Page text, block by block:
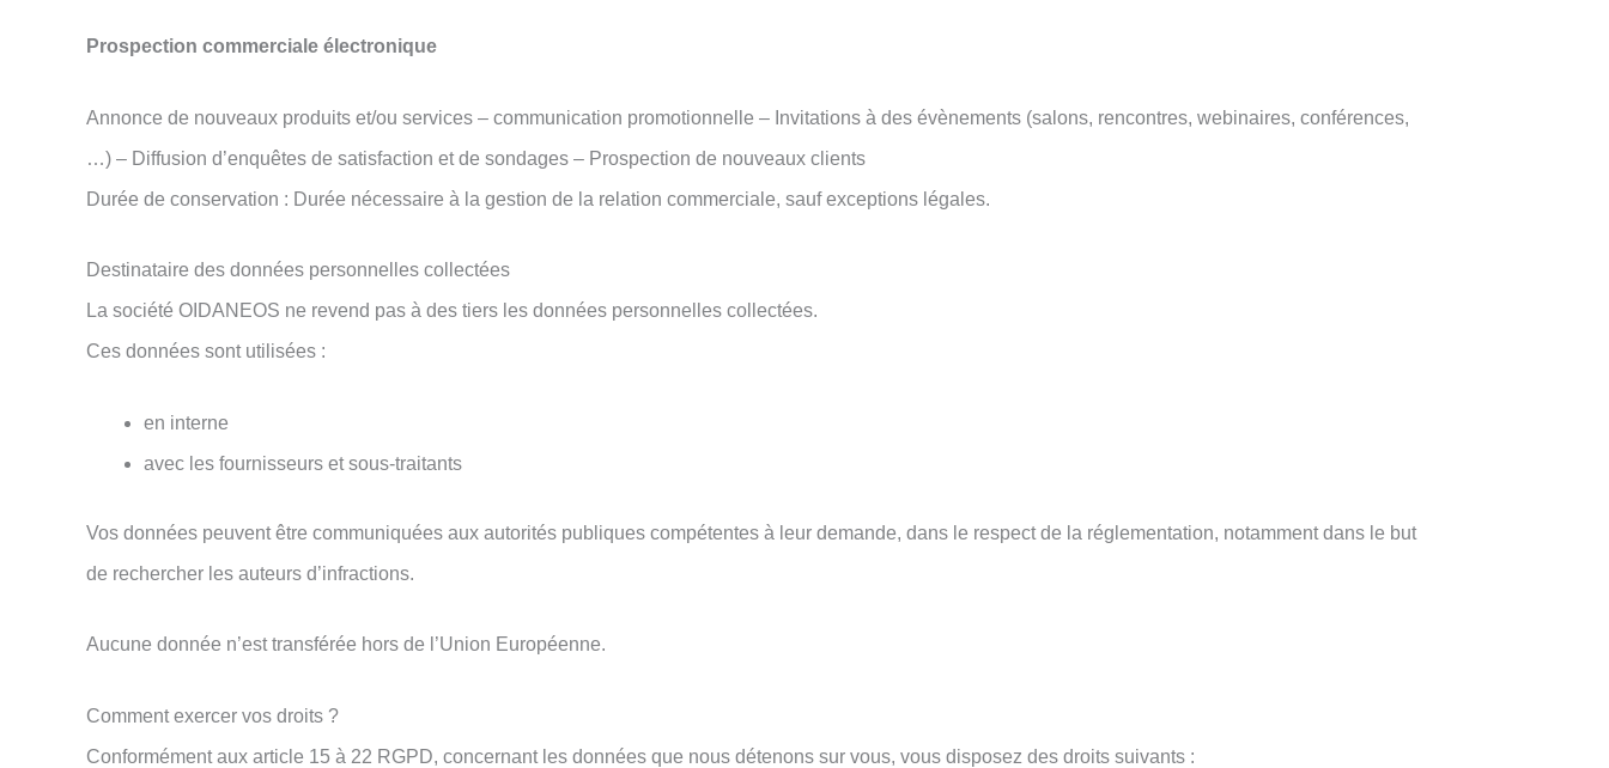
Prospection commerciale électronique
Annonce de nouveaux produits et/ou services – communication promotionnelle – Invitations à des évènements (salons, rencontres, webinaires, conférences,
…) – Diffusion d’enquêtes de satisfaction et de sondages – Prospection de nouveaux clients
Durée de conservation : Durée nécessaire à la gestion de la relation commerciale, sauf exceptions légales.
Destinataire des données personnelles collectées
La société OIDANEOS ne revend pas à des tiers les données personnelles collectées.
Ces données sont utilisées :
en interne
avec les fournisseurs et sous-traitants
Vos données peuvent être communiquées aux autorités publiques compétentes à leur demande, dans le respect de la réglementation, notamment dans le but
de rechercher les auteurs d’infractions.
Aucune donnée n’est transférée hors de l’Union Européenne.
Comment exercer vos droits ?
Conformément aux article 15 à 22 RGPD, concernant les données que nous détenons sur vous, vous disposez des droits suivants :